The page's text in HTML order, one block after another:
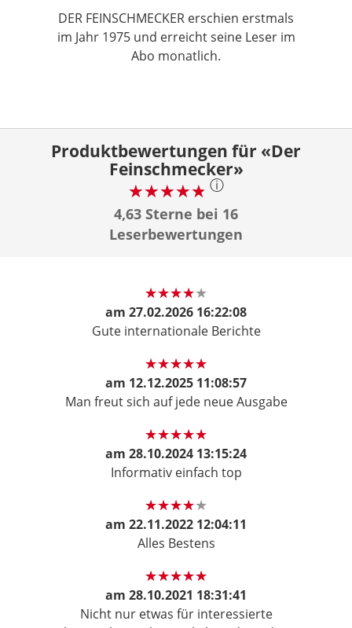
DER FEINSCHMECKER erschien erstmals
im Jahr 1975 und erreicht seine Leser im
Abo monatlich.
Produktbewertungen für «Der
Feinschmecker»
ⓘ
4,63 Sterne bei 16
Leserbewertungen
am 27.02.2026 16:22:08
Gute internationale Berichte
am 12.12.2025 11:08:57
Man freut sich auf jede neue Ausgabe
am 28.10.2024 13:15:24
Informativ einfach top
am 22.11.2022 12:04:11
Alles Bestens
am 28.10.2021 18:31:41
Nicht nur etwas für interessierte